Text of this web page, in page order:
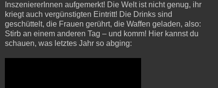
InszeniererInnen aufgemerkt! Die Welt ist nicht genug, ihr
kriegt auch vergünstigten Eintritt! Die Drinks sind
geschüttelt, die Frauen gerührt, die Waffen geladen, also:
Stirb an einem anderen Tag – und komm! Hier kannst du
schauen, was letztes Jahr so abging: